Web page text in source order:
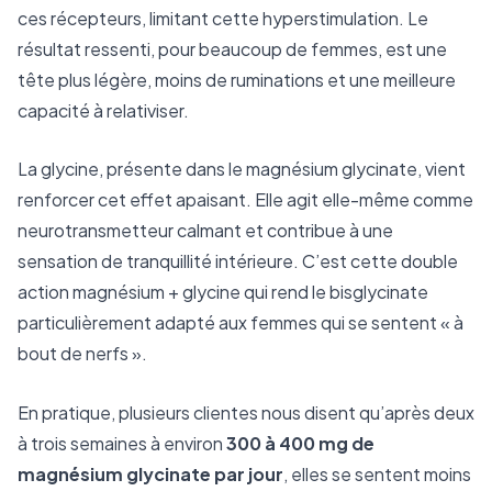
ces récepteurs, limitant cette hyperstimulation. Le
résultat ressenti, pour beaucoup de femmes, est une
tête plus légère, moins de ruminations et une meilleure
capacité à relativiser.
La glycine, présente dans le magnésium glycinate, vient
renforcer cet effet apaisant. Elle agit elle-même comme
neurotransmetteur calmant et contribue à une
sensation de tranquillité intérieure. C’est cette double
action magnésium + glycine qui rend le bisglycinate
particulièrement adapté aux femmes qui se sentent « à
bout de nerfs ».
En pratique, plusieurs clientes nous disent qu’après deux
à trois semaines à environ300 à 400 mg de
magnésium glycinate par jour, elles se sentent moins